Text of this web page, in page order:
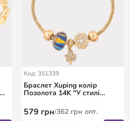
Код: 351339
Браслет Xuping колір
Позолота 14K "У стилі
бусинами" довжина 17.5см
х 3мм
579 грн/362 грн опт.